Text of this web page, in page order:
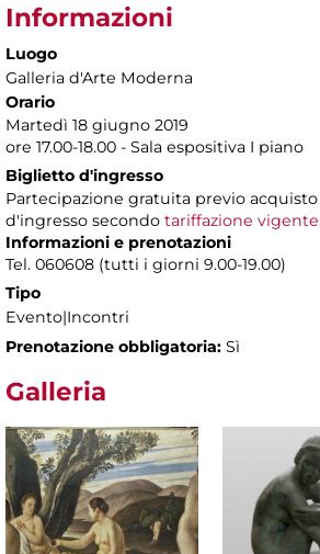
Informazioni
Luogo
Galleria d'Arte Moderna
Orario
Martedì 18 giugno 2019
ore 17.00-18.00 - Sala espositiva I piano
Biglietto d'ingresso
Partecipazione gratuita previo
d'ingresso secondo tariffazione
Informazioni e prenotazioni
Tel. 060608 (tutti i giorni 9.00-19.00)
Tipo
Evento|Incontri
Prenotazione obbligatoria: Sì
Galleria